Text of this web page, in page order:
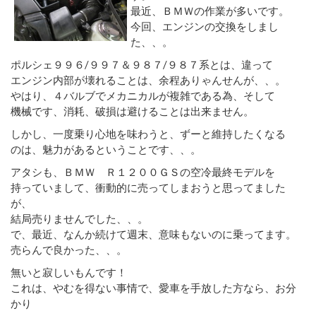
最近、ＢＭＷの作業が多いです。
今回、エンジンの交換をしまし
た、、。
ポルシェ９９６/９９７＆９８７/９８７系とは、違って
エンジン内部が壊れることは、余程ありゃんせんが、、。
やはり、４バルブでメカニカルが複雑である為、そして
機械です、消耗、破損は避けることは出来ません。
しかし、一度乗り心地を味わうと、ずーと維持したくなる
のは、魅力があるということです、、。
アタシも、ＢＭＷ Ｒ１２００ＧＳの空冷最終モデルを
持っていまして、衝動的に売ってしまおうと思ってました
が、
結局売りませんでした、、。
で、最近、なんか続けて週末、意味もないのに乗ってます。
売らんで良かった、、。
無いと寂しいもんです！
これは、やむを得ない事情で、愛車を手放した方なら、お分
かり